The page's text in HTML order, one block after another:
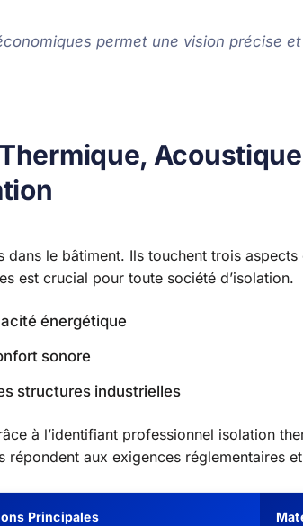
permet une vision précise
dans le bâtiment. Ils touchent trois
est crucial pour toute société d’isolation.
énergétique
sonore
structures industrielles
à l’identifiant professionnel isolation
aux exigences réglementaires
Principales